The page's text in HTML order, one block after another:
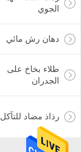
اطلب
اقتباس
خريطة
الموقع
PRIVACY
الجوي
دهان رش مائي
طلاء بخاخ على
الجدران
رذاذ مضاد للتآكل